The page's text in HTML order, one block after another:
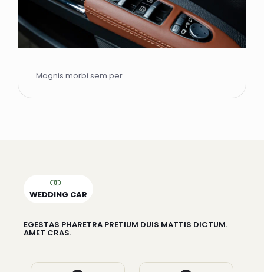
Magnis morbi sem per
WEDDING CAR
EGESTAS PHARETRA PRETIUM DUIS MATTIS DICTUM.
AMET CRAS.